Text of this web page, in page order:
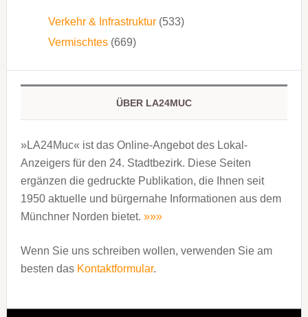
Verkehr & Infrastruktur(533)
Vermischtes(669)
ÜBER LA24MUC
»LA24Muc« ist das Online-Angebot des Lokal-
Anzeigers für den 24. Stadtbezirk. Diese Seiten
ergänzen die gedruckte Publi­kation, die Ihnen seit
1950 aktuelle und bürgernahe Informationen aus dem
Münchner Norden bietet. »»»
Wenn Sie uns schreiben wollen, verwenden Sie am
besten das Kontaktformular.